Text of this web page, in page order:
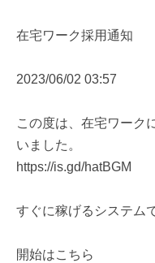
在宅ワーク採用通知
2023/06/02 03:57
この度は、在宅ワーク
いました。
https://is.gd/hatBGM
すぐに稼げるシステム
開始はこちら